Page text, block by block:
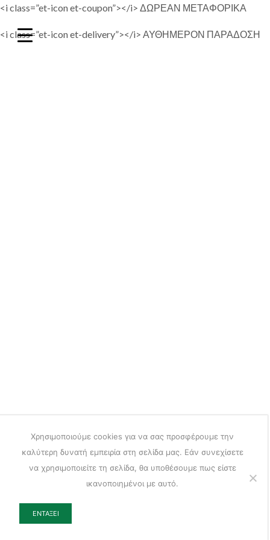
<i class=”et-icon et-coupon”></i> ΔΩΡΕΑΝ ΜΕΤΑΦΟΡΙΚΑ
<i class=”et-icon et-delivery”></i> ΑΥΘΗΜΕΡΟΝ ΠΑΡΑΔΟΣΗ
Χρησιμοποιούμε cookies για να σας προσφέρουμε την
καλύτερη δυνατή εμπειρία στη σελίδα μας. Εάν συνεχίσετε
να χρησιμοποιείτε τη σελίδα, θα υποθέσουμε πως είστε
ικανοποιημένοι με αυτό.
ΕΝΤΆΞΕΙ